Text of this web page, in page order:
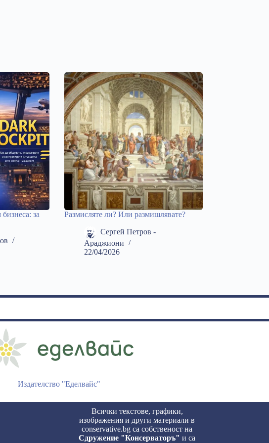
за
Размисляте ли? Или размишлявате?
Сергей Петров -
Араджиони
22/04/2026
Издателство "Еделвайс"
Всички текстове, графики,
изображения и други материали в
conservative.bg са собственост на
Сдружение "Консерваторъ" и са